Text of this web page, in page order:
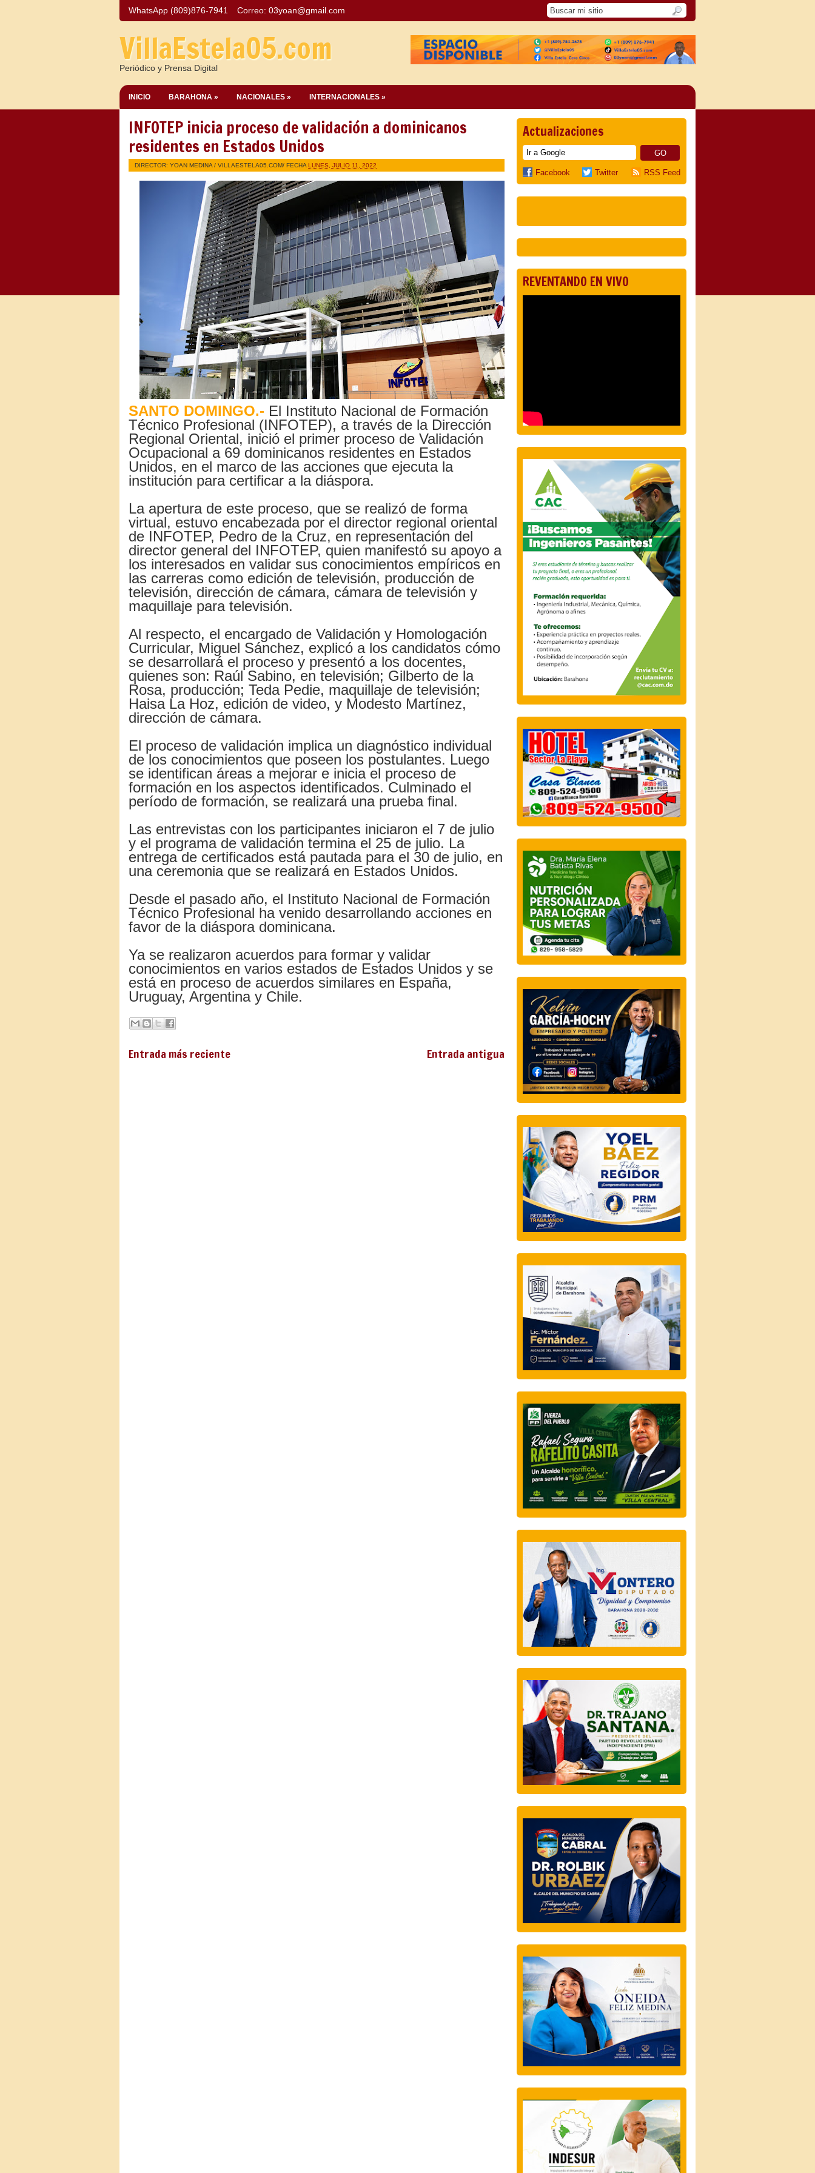
WhatsApp (809)876-7941 Correo: 03yoan@gmail.com
VillaEstela05.com
Periódico y Prensa Digital
INICIO BARAHONA » NACIONALES » INTERNACIONALES »
INFOTEP inicia proceso de validación a dominicanos
residentes en Estados Unidos
DIRECTOR: YOAN MEDINA / VILLAESTELA05.COM/ FECHA LUNES, JULIO 11, 2022
SANTO DOMINGO.- El Instituto Nacional de Formación
Técnico Profesional (INFOTEP), a través de la Dirección
Regional Oriental, inició el primer proceso de Validación
Ocupacional a 69 dominicanos residentes en Estados
Unidos, en el marco de las acciones que ejecuta la
institución para certificar a la diáspora.
La apertura de este proceso, que se realizó de forma
virtual, estuvo encabezada por el director regional oriental
de INFOTEP, Pedro de la Cruz, en representación del
director general del INFOTEP, quien manifestó su apoyo a
los interesados en validar sus conocimientos empíricos en
las carreras como edición de televisión, producción de
televisión, dirección de cámara, cámara de televisión y
maquillaje para televisión.
Al respecto, el encargado de Validación y Homologación
Curricular, Miguel Sánchez, explicó a los candidatos cómo
se desarrollará el proceso y presentó a los docentes,
quienes son: Raúl Sabino, en televisión; Gilberto de la
Rosa, producción; Teda Pedie, maquillaje de televisión;
Haisa La Hoz, edición de video, y Modesto Martínez,
dirección de cámara.
El proceso de validación implica un diagnóstico individual
de los conocimientos que poseen los postulantes. Luego
se identifican áreas a mejorar e inicia el proceso de
formación en los aspectos identificados. Culminado el
período de formación, se realizará una prueba final.
Las entrevistas con los participantes iniciaron el 7 de julio
y el programa de validación termina el 25 de julio. La
entrega de certificados está pautada para el 30 de julio, en
una ceremonia que se realizará en Estados Unidos.
Desde el pasado año, el Instituto Nacional de Formación
Técnico Profesional ha venido desarrollando acciones en
favor de la diáspora dominicana.
Ya se realizaron acuerdos para formar y validar
conocimientos en varios estados de Estados Unidos y se
está en proceso de acuerdos similares en España,
Uruguay, Argentina y Chile.
Entrada más reciente Entrada antigua
Actualizaciones
Facebook Twitter RSS Feed
REVENTANDO EN VIVO